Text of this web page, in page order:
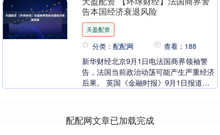
告本国经济衰退风险
天盈配资
分类：配配网 查看：188
新华财经北京9月1日电法国商界领袖警
告，法国当前政治动荡可能产生严重经济
后果。 英国《金融时报》9月1日报道，
配配网文章已加载完成